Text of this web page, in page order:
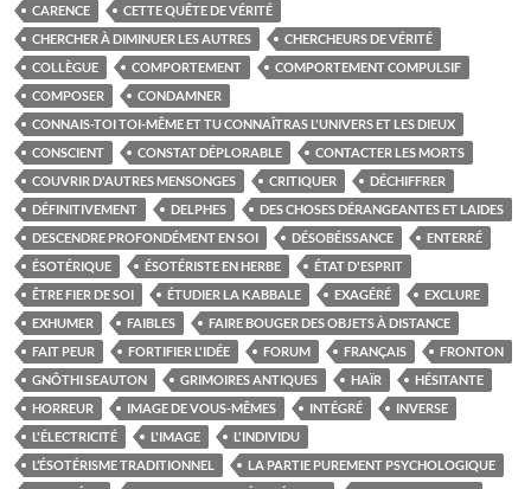
CARENCE
CETTE QUÊTE DE VÉRITÉ
CHERCHER À DIMINUER LES AUTRES
CHERCHEURS DE VÉRITÉ
COLLÈGUE
COMPORTEMENT
COMPORTEMENT COMPULSIF
COMPOSER
CONDAMNER
CONNAIS-TOI TOI-MÊME ET TU CONNAÎTRAS L'UNIVERS ET LES DIEUX
CONSCIENT
CONSTAT DÉPLORABLE
CONTACTER LES MORTS
COUVRIR D'AUTRES MENSONGES
CRITIQUER
DÉCHIFFRER
DÉFINITIVEMENT
DELPHES
DES CHOSES DÉRANGEANTES ET LAIDES
DESCENDRE PROFONDÉMENT EN SOI
DÉSOBÉISSANCE
ENTERRÉ
ÉSOTÉRIQUE
ÉSOTÉRISTE EN HERBE
ÉTAT D'ESPRIT
ÊTRE FIER DE SOI
ÉTUDIER LA KABBALE EXAGÉRÉ
EXCLURE
EXHUMER
FAIBLES
FAIRE BOUGER DES OBJETS À DISTANCE
FAIT PEUR
FORTIFIER L'IDÉE FORUM FRANÇAIS
FRONTON
GNÔTHI SEAUTON
GRIMOIRES ANTIQUES HAÏR
HÉSITANTE
HORREUR
IMAGE DE VOUS-MÊMES INTÉGRÉ
INVERSE
L'ÉLECTRICITÉ
L'IMAGE
L'INDIVIDU
L’ÉSOTÉRISME TRADITIONNEL
LA PARTIE PUREMENT PSYCHOLOGIQUE